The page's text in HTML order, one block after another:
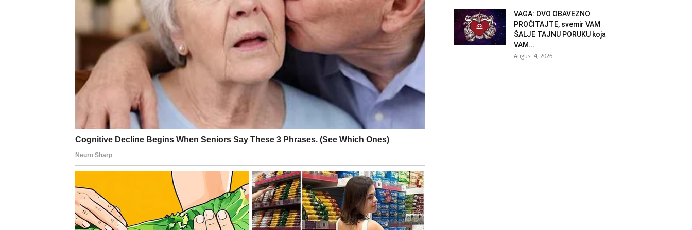
prazninu.
Ovo je dobar trenutak da sagledate svoje finansijske navike i napravite plan. Iako Strelac ne voli
ograničenja, sada ćete shvatiti da vam
red donosi mir.
EMOCIJE I UNUTRAŠNJI SVET – UMOR OD BORBE
Emotivno, mnogi Strelčevi osećaju
. Umor od objašnjavanja, od borbe, od dokazivanja da
imaju dobre namere. Ova nedelja vam donosi spoznaju da ne morate svakoga ubediti u svoju
istinu.
Zvezde vam savetuju da se povučete kada osetite da vas neko ne razume ili ne poštuje. To nije
poraz – to je mudrost. Dozvolite sebi trenutke tišine, jer upravo u tišini dolaze najvažniji odgovori.
Intuicija vam je pojačana, a snovi mogu nositi važne poruke. Ne ignorišite unutrašnji glas.
VAGA: OVO OBAVEZNO
PROČITAJTE, svemir VAM
ŠALJE TAJNU PORUKU koja
VAM...
August 4, 2026